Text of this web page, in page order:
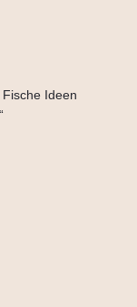
Ideen